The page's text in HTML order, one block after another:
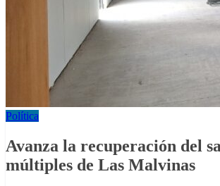
Política
Avanza la recuperación del
múltiples de Las Malvinas